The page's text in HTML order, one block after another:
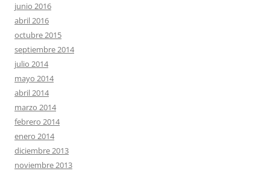
junio 2016
abril 2016
octubre 2015
septiembre 2014
julio 2014
mayo 2014
abril 2014
marzo 2014
febrero 2014
enero 2014
diciembre 2013
noviembre 2013